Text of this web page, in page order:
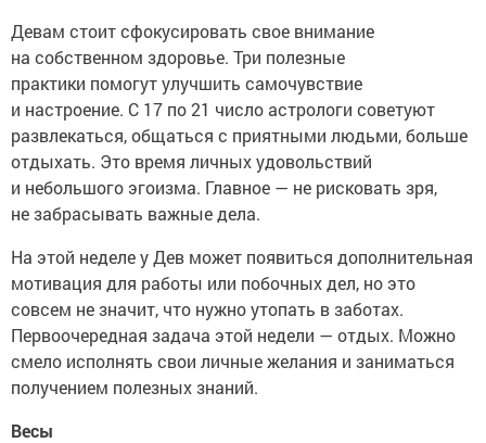
Девам стоит сфокусировать свое внимание
на собственном здоровье. Три полезные
практики помогут улучшить самочувствие
и настроение. С 17 по 21 число астрологи советуют
развлекаться, общаться с приятными людьми, больше
отдыхать. Это время личных удовольствий
и небольшого эгоизма. Главное — не рисковать зря,
не забрасывать важные дела.
На этой неделе у Дев может появиться дополнительная
мотивация для работы или побочных дел, но это
совсем не значит, что нужно утопать в заботах.
Первоочередная задача этой недели — отдых. Можно
смело исполнять свои личные желания и заниматься
получением полезных знаний.
Весы